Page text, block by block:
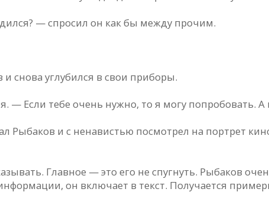
— спросил он как бы между прочим.
снова углубился в свои приборы.
— Если тебе очень нужно, то я могу попробовать. А
Рыбаков и с ненавистью посмотрел на портрет
Главное — это его не спугнуть. Рыбаков
он включает в текст. Получается